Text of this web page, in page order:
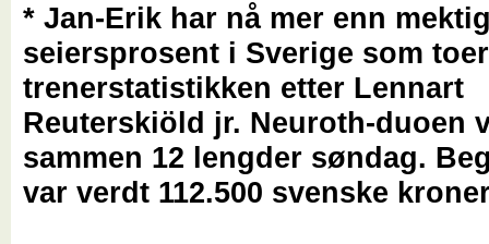
* Jan-Erik har nå mer enn
seiersprosent i Sverige som
trenerstatistikken etter Lennart
Reuterskiöld jr. Neuroth-duoen
sammen 12 lengder søndag.
var verdt 112.500 svenske